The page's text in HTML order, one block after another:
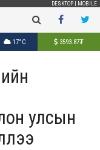
DESKTOP MOBILE
17°C 3593.87₮
улсын